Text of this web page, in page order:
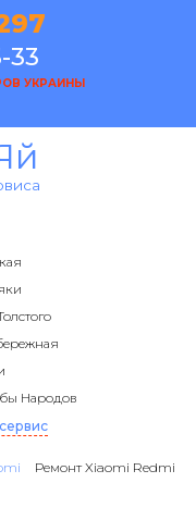
33
УКРАИНЫ
Народов
Ремонт Xiaomi Redmi